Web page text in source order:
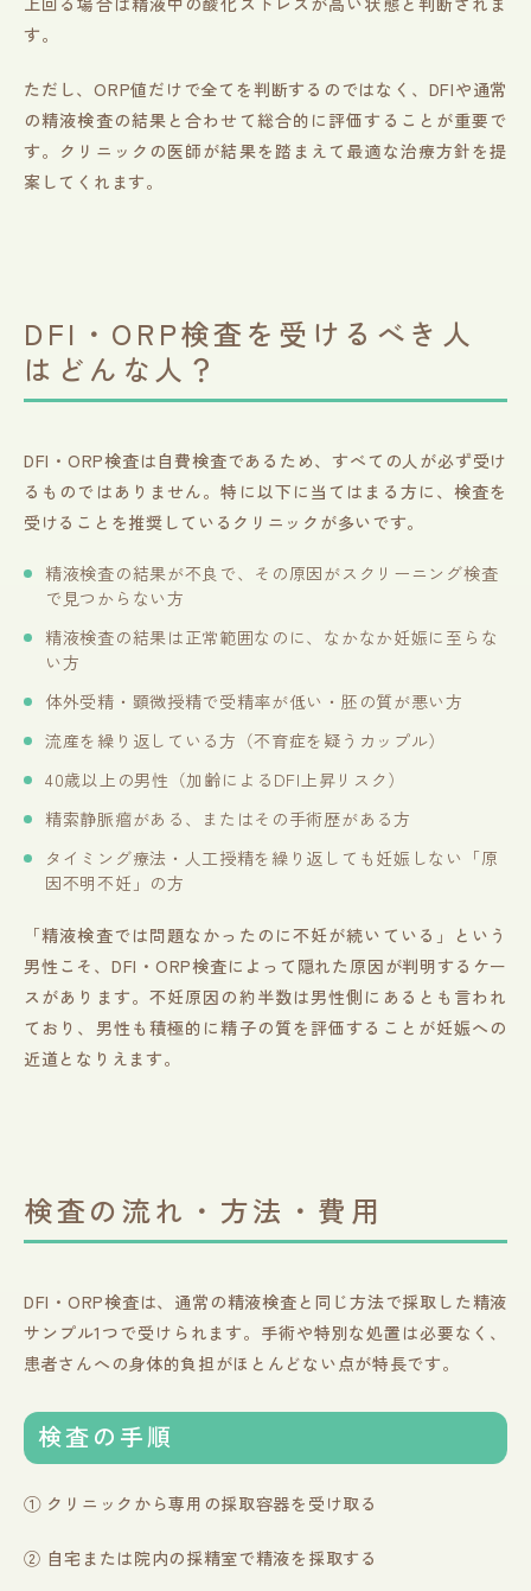
す。
ただし、ORP値だけで全てを判断するのではなく、DFIや通常
の精液検査の結果と合わせて総合的に評価することが重要で
す。クリニックの医師が結果を踏まえて最適な治療方針を提
案してくれます。
DFI・ORP検査を受けるべき人
はどんな人？
DFI・ORP検査は自費検査であるため、すべての人が必ず受け
るものではありません。特に以下に当てはまる方に、検査を
受けることを推奨しているクリニックが多いです。
精液検査の結果が不良で、その原因がスクリーニング検査
で見つからない方
精液検査の結果は正常範囲なのに、なかなか妊娠に至らな
い方
体外受精・顕微授精で受精率が低い・胚の質が悪い方
流産を繰り返している方（不育症を疑うカップル）
40歳以上の男性（加齢によるDFI上昇リスク）
精索静脈瘤がある、またはその手術歴がある方
タイミング療法・人工授精を繰り返しても妊娠しない「原
因不明不妊」の方
「精液検査では問題なかったのに不妊が続いている」という
男性こそ、DFI・ORP検査によって隠れた原因が判明するケー
スがあります。不妊原因の約半数は男性側にあるとも言われ
ており、男性も積極的に精子の質を評価することが妊娠への
近道となりえます。
検査の流れ・方法・費用
DFI・ORP検査は、通常の精液検査と同じ方法で採取した精液
サンプル1つで受けられます。手術や特別な処置は必要なく、
患者さんへの身体的負担がほとんどない点が特長です。
検査の手順
① クリニックから専用の採取容器を受け取る
② 自宅または院内の採精室で精液を採取する